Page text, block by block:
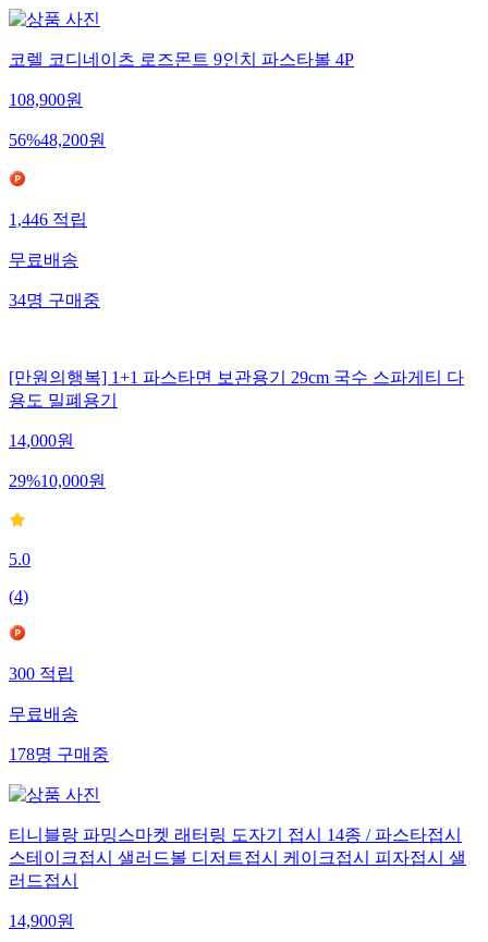
코렐 코디네이츠 로즈몬트 9인치 파스타볼 4P
108,900원
56%48,200원
1,446적립
무료배송
34명구매중
[만원의행복] 1+1 파스타면 보관용기 29cm 국수 스파게티 다
용도 밀폐용기
14,000원
29%10,000원
5.0
(4)
300적립
무료배송
178명구매중
티니블랑 파밍스마켓 래터링 도자기 접시 14종 / 파스타접시
스테이크접시 샐러드볼 디저트접시 케이크접시 피자접시 샐
러드접시
14,900원